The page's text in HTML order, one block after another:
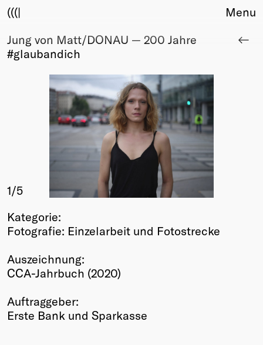
(((|
About
Club
Sponsors
Fair Work
Upcoming
Membership
Members
Young Creatives
Winners
2026
Past
Annual
Menu
Jung von Matt/DONAU — 200 Jahre
#glaubandich
1/5
Kategorie:
Fotografie: Einzelarbeit und Fotostrecke
Auszeichnung:
CCA-Jahrbuch (2020)
Auftraggeber:
Erste Bank und Sparkasse